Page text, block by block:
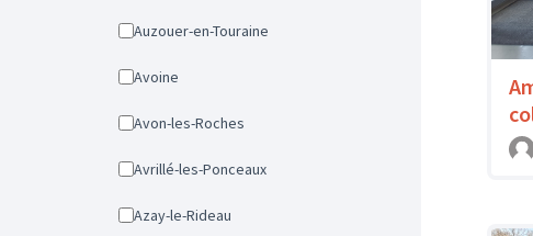
Auzouer-en-Touraine
Avoine
Avon-les-Roches
Avrillé-les-Ponceaux
Azay-le-Rideau